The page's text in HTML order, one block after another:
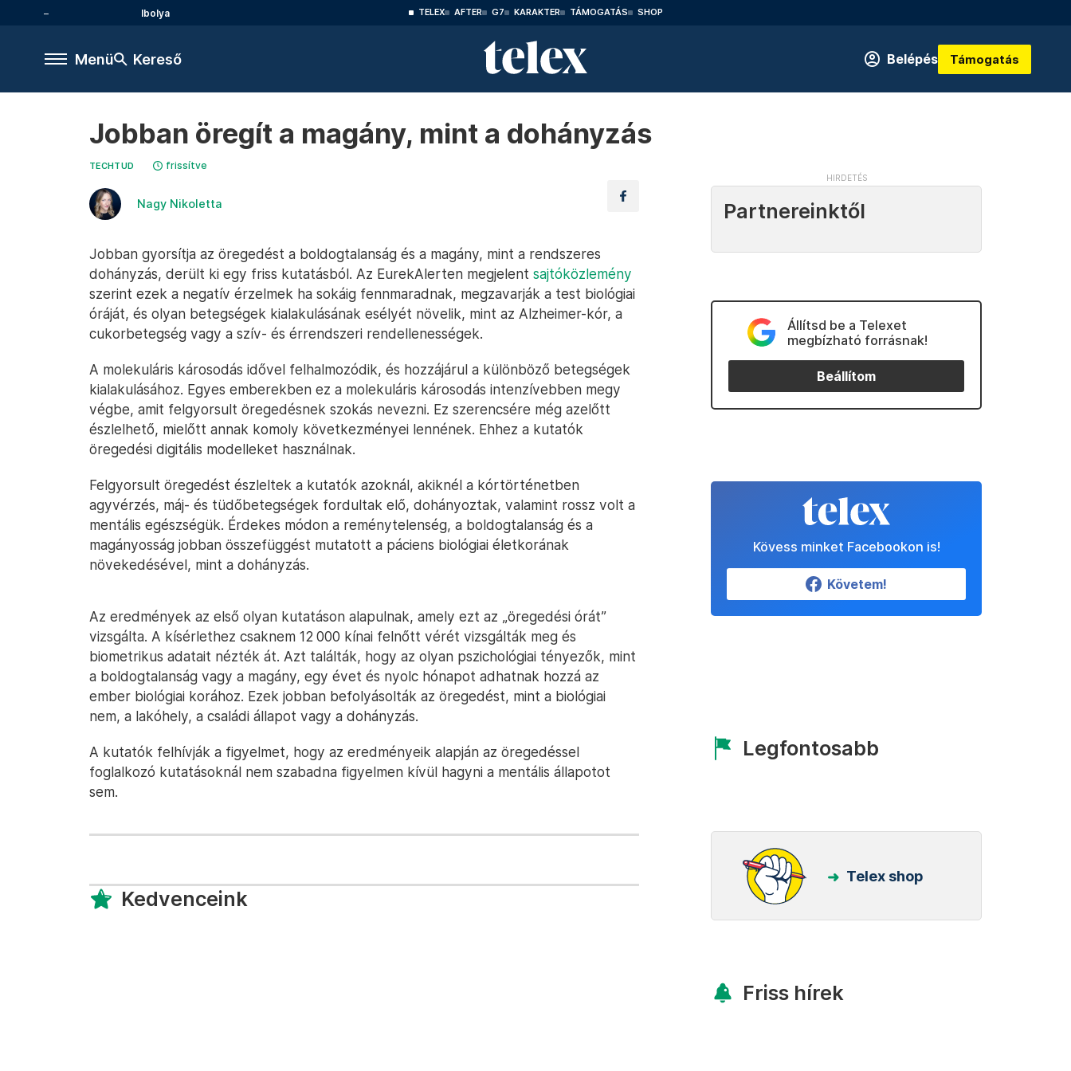
Ibolya TELEX AFTER G7 KARAKTER TÁMOGATÁS SHOP
Menü Kereső Belépés Támogatás
Jobban öregít a magány, mint a dohányzás
TECHTUD frissítve
Nagy Nikoletta
Jobban gyorsítja az öregedést a boldogtalanság és a magány, mint a rendszeres
dohányzás, derült ki egy friss kutatásból. Az EurekAlerten megjelent sajtóközlemény
szerint ezek a negatív érzelmek ha sokáig fennmaradnak, megzavarják a test biológiai
óráját, és olyan betegségek kialakulásának esélyét növelik, mint az Alzheimer-kór, a
cukorbetegség vagy a szív- és érrendszeri rendellenességek.
A molekuláris károsodás idővel felhalmozódik, és hozzájárul a különböző betegségek
kialakulásához. Egyes emberekben ez a molekuláris károsodás intenzívebben megy
végbe, amit felgyorsult öregedésnek szokás nevezni. Ez szerencsére még azelőtt
észlelhető, mielőtt annak komoly következményei lennének. Ehhez a kutatók
öregedési digitális modelleket használnak.
Felgyorsult öregedést észleltek a kutatók azoknál, akiknél a kórtörténetben
agyvérzés, máj- és tüdőbetegségek fordultak elő, dohányoztak, valamint rossz volt a
mentális egészségük. Érdekes módon a reménytelenség, a boldogtalanság és a
magányosság jobban összefüggést mutatott a páciens biológiai életkorának
növekedésével, mint a dohányzás.
Az eredmények az első olyan kutatáson alapulnak, amely ezt az „öregedési órát”
vizsgálta. A kísérlethez csaknem 12 000 kínai felnőtt vérét vizsgálták meg és
biometrikus adatait nézték át. Azt találták, hogy az olyan pszichológiai tényezők, mint
a boldogtalanság vagy a magány, egy évet és nyolc hónapot adhatnak hozzá az
ember biológiai korához. Ezek jobban befolyásolták az öregedést, mint a biológiai
nem, a lakóhely, a családi állapot vagy a dohányzás.
A kutatók felhívják a figyelmet, hogy az eredményeik alapján az öregedéssel
foglalkozó kutatásoknál nem szabadna figyelmen kívül hagyni a mentális állapotot
sem.
Kedvenceink
Partnereinktől
Állítsd be a Telexet
megbízható forrásnak!
Beállítom
Kövess minket Facebookon is!
Követem!
Legfontosabb
Telex shop
Friss hírek